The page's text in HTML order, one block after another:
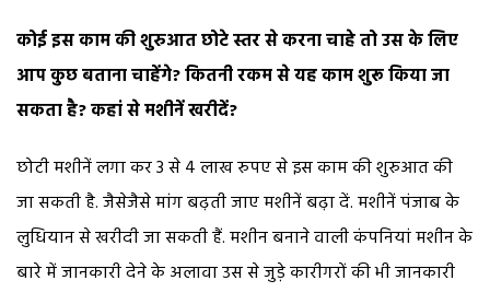
कोई इस काम की शुरुआत छोटे स्तर से करना चाहे तो उस के लिए
आप कुछ बताना चाहेंगे? कितनी रकम से यह काम शुरू किया जा
सकता है? कहां से मशीनें खरीदें?
छोटी मशीनें लगा कर 3 से 4 लाख रुपए से इस काम की शुरुआत की
जा सकती है. जैसेजैसे मांग बढ़ती जाए मशीनें बढ़ा दें. मशीनें पंजाब के
लुधियान से खरीदी जा सकती हैं. मशीन बनाने वाली कंपनियां मशीन के
बारे में जानकारी देने के अलावा उस से जुड़े कारीगरों की भी जानकारी